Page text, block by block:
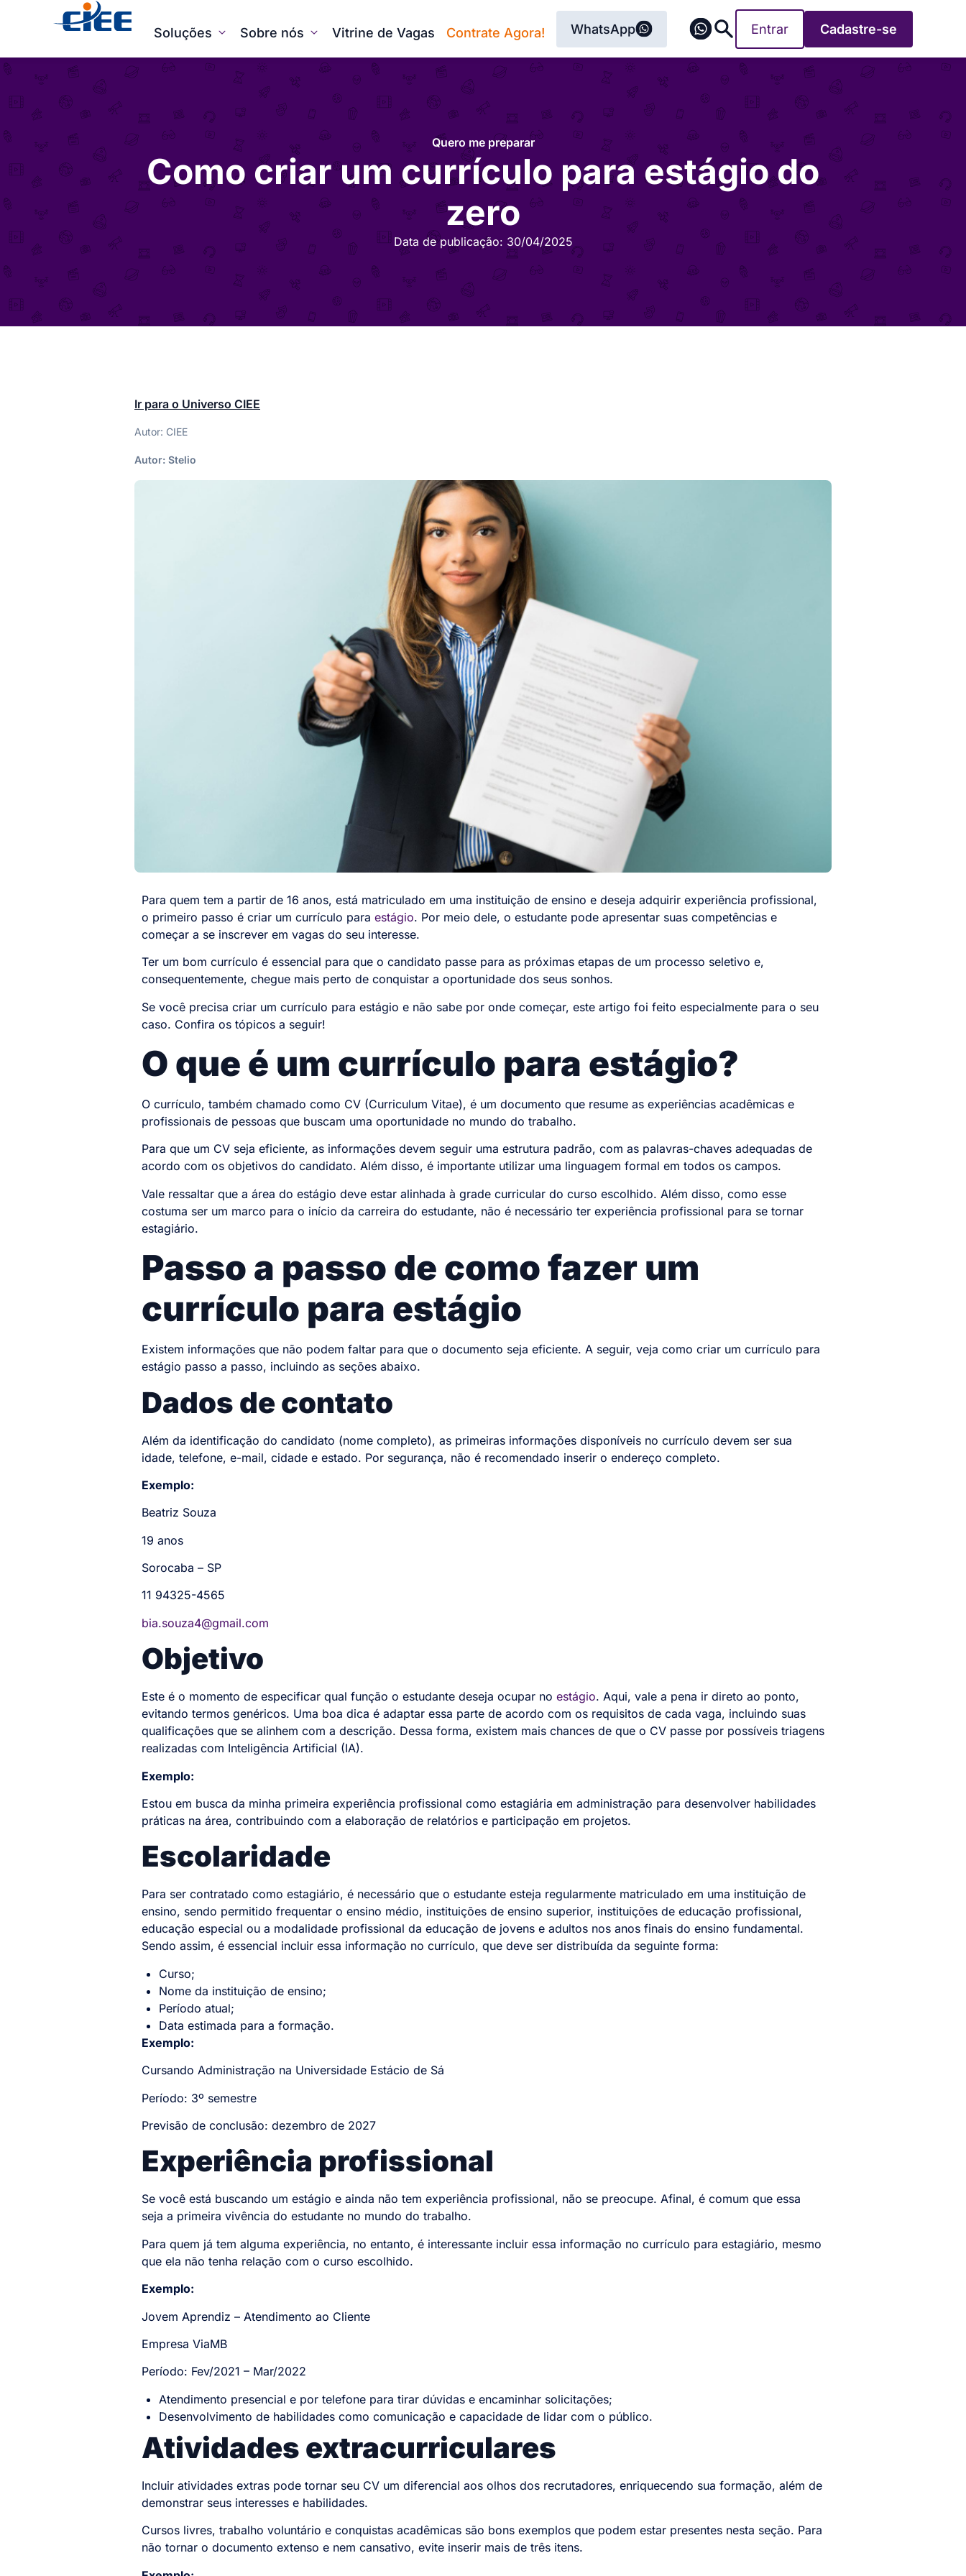
Soluções Sobre nós Vitrine de Vagas Contrate Agora! WhatsApp Entrar Cadastre-se
Quero me preparar
Como criar um currículo para estágio do
zero
Data de publicação: 30/04/2025
Ir para o Universo CIEE
Autor: CIEE
Autor: Stelio
Para quem tem a partir de 16 anos, está matriculado em uma instituição de ensino e deseja adquirir experiência profissional,
o primeiro passo é criar um currículo para estágio. Por meio dele, o estudante pode apresentar suas competências e
começar a se inscrever em vagas do seu interesse.
Ter um bom currículo é essencial para que o candidato passe para as próximas etapas de um processo seletivo e,
consequentemente, chegue mais perto de conquistar a oportunidade dos seus sonhos.
Se você precisa criar um currículo para estágio e não sabe por onde começar, este artigo foi feito especialmente para o seu
caso. Confira os tópicos a seguir!
O que é um currículo para estágio?
O currículo, também chamado como CV (Curriculum Vitae), é um documento que resume as experiências acadêmicas e
profissionais de pessoas que buscam uma oportunidade no mundo do trabalho.
Para que um CV seja eficiente, as informações devem seguir uma estrutura padrão, com as palavras-chaves adequadas de
acordo com os objetivos do candidato. Além disso, é importante utilizar uma linguagem formal em todos os campos.
Vale ressaltar que a área do estágio deve estar alinhada à grade curricular do curso escolhido. Além disso, como esse
costuma ser um marco para o início da carreira do estudante, não é necessário ter experiência profissional para se tornar
estagiário.
Passo a passo de como fazer um
currículo para estágio
Existem informações que não podem faltar para que o documento seja eficiente. A seguir, veja como criar um currículo para
estágio passo a passo, incluindo as seções abaixo.
Dados de contato
Além da identificação do candidato (nome completo), as primeiras informações disponíveis no currículo devem ser sua
idade, telefone, e-mail, cidade e estado. Por segurança, não é recomendado inserir o endereço completo.
Exemplo:
Beatriz Souza
19 anos
Sorocaba – SP
11 94325-4565
bia.souza4@gmail.com
Objetivo
Este é o momento de especificar qual função o estudante deseja ocupar no estágio. Aqui, vale a pena ir direto ao ponto,
evitando termos genéricos. Uma boa dica é adaptar essa parte de acordo com os requisitos de cada vaga, incluindo suas
qualificações que se alinhem com a descrição. Dessa forma, existem mais chances de que o CV passe por possíveis triagens
realizadas com Inteligência Artificial (IA).
Exemplo:
Estou em busca da minha primeira experiência profissional como estagiária em administração para desenvolver habilidades
práticas na área, contribuindo com a elaboração de relatórios e participação em projetos.
Escolaridade
Para ser contratado como estagiário, é necessário que o estudante esteja regularmente matriculado em uma instituição de
ensino, sendo permitido frequentar o ensino médio, instituições de ensino superior, instituições de educação profissional,
educação especial ou a modalidade profissional da educação de jovens e adultos nos anos finais do ensino fundamental.
Sendo assim, é essencial incluir essa informação no currículo, que deve ser distribuída da seguinte forma:
Curso;
Nome da instituição de ensino;
Período atual;
Data estimada para a formação.
Exemplo:
Cursando Administração na Universidade Estácio de Sá
Período: 3º semestre
Previsão de conclusão: dezembro de 2027
Experiência profissional
Se você está buscando um estágio e ainda não tem experiência profissional, não se preocupe. Afinal, é comum que essa
seja a primeira vivência do estudante no mundo do trabalho.
Para quem já tem alguma experiência, no entanto, é interessante incluir essa informação no currículo para estagiário, mesmo
que ela não tenha relação com o curso escolhido.
Exemplo:
Jovem Aprendiz – Atendimento ao Cliente
Empresa ViaMB
Período: Fev/2021 – Mar/2022
Atendimento presencial e por telefone para tirar dúvidas e encaminhar solicitações;
Desenvolvimento de habilidades como comunicação e capacidade de lidar com o público.
Atividades extracurriculares
Incluir atividades extras pode tornar seu CV um diferencial aos olhos dos recrutadores, enriquecendo sua formação, além de
demonstrar seus interesses e habilidades.
Cursos livres, trabalho voluntário e conquistas acadêmicas são bons exemplos que podem estar presentes nesta seção. Para
não tornar o documento extenso e nem cansativo, evite inserir mais de três itens.